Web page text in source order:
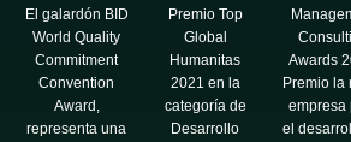
El galardón BID
World Quality
Commitment
Convention
Award,
representa una
Premio Top
Global
Humanitas
2021 en la
categoría de
Desarrollo
Awards
Premio la
empresa
el